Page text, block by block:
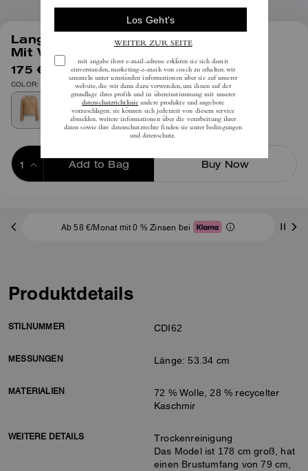
Langärmliger Pullover Im Used-Look
Mit V-Ausschnitt
175 € 350 €inkl. MwSt.
COLOR: Braun
Add to Bag Buy Now
Ab 58 €/Monat mit 0 % Zinsen bei
Produktdetails
STILNUMMER CDI62
MESSUNGEN Länge: 53.34 cm
MATERIALIEN
72 % Wolle, 28 % recycelter
Kaschmir
WEITERE DETAILS
Trockenreinigung
Das Model ist 178 cm groß, hat
einen Brustumfang von 79 cm,